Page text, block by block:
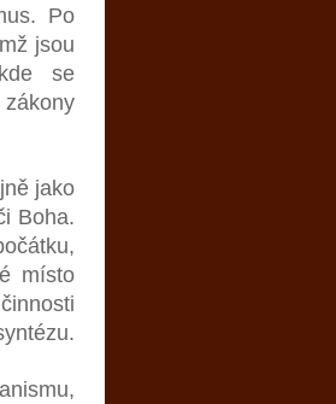
Po
jsou
se
jako
Boha.
místo